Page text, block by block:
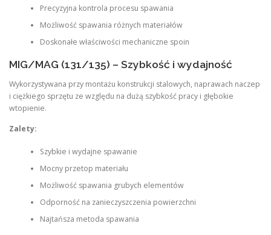
Precyzyjna kontrola procesu spawania
Możliwość spawania różnych materiałów
Doskonałe właściwości mechaniczne spoin
MIG/MAG (131/135) – Szybkość i wydajność
Wykorzystywana przy montażu konstrukcji stalowych, naprawach naczep
i ciężkiego sprzętu ze względu na dużą szybkość pracy i głębokie
wtopienie.
Zalety:
Szybkie i wydajne spawanie
Mocny przetop materiału
Możliwość spawania grubych elementów
Odporność na zanieczyszczenia powierzchni
Najtańsza metoda spawania